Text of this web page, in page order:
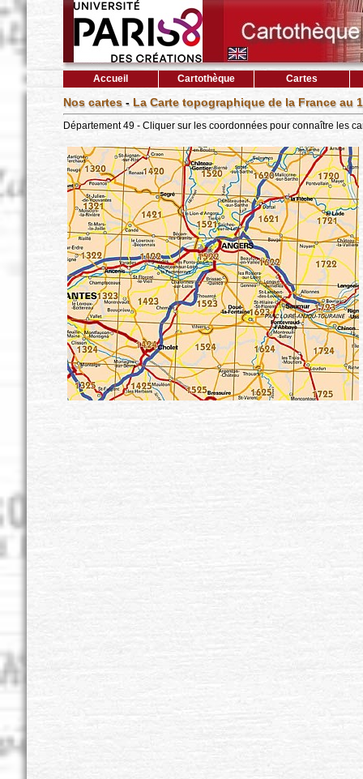
Accueil Cartothèque Cartes
Nos cartes- La Carte topographique de la France au
Département 49 - Cliquer sur les coordonnées pour connaître les